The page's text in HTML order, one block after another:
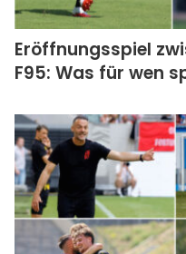
Eröffnungsspiel
F95: Was für wen